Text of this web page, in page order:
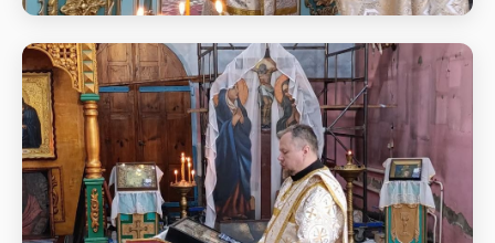
Літургія у неділю 7-му після Пасхи,
святих отців І Вселенського собору
Вхід з Євангелієм у неділю 7-му після Пасхи, святих
отців І Вселенського собору